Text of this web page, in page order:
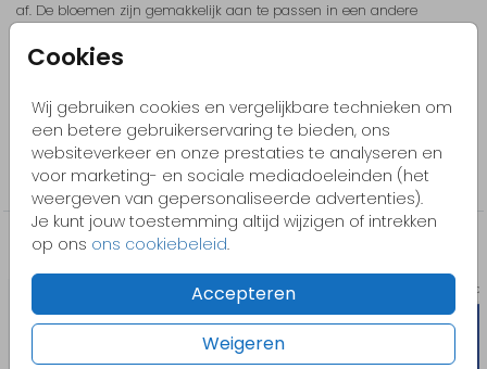
Cookies
Wij gebruiken cookies en vergelijkbare technieken om
een betere gebruikerservaring te bieden, ons
websiteverkeer en onze prestaties te analyseren en
voor marketing- en sociale mediadoeleinden (het
weergeven van gepersonaliseerde advertenties).
Je kunt jouw toestemming altijd wijzigen of intrekken
op ons ons cookiebeleid.
Accepteren
Weigeren
af. De bloemen zijn gemakkelijk aan te passen in een andere
Collectie
Stans
Misschien vind je dit ook leuk